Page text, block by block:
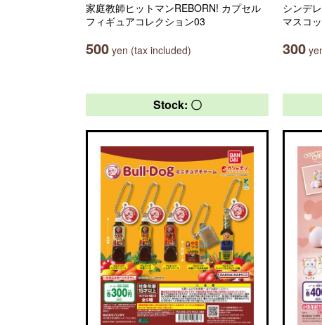
家庭教師ヒットマンREBORN! カプセル
フィギュアコレクション03
500 yen (tax included)
シンデ
マスコ
300
Stock: 〇